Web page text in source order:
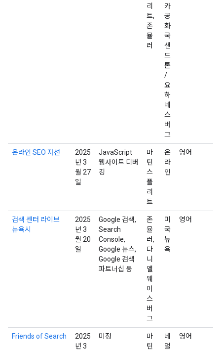
리
트,
존
뮬
러
카
공
화
국
샌
드
톤
/
요
하
네
스
버
그
온라인 SEO 자선
2025
년 3
월 27
일
JavaScript
웹사이트 디버
깅
마
틴
스
플
리
트
온
라
인
영어
검색 센터 라이브
뉴욕시
2025
년 3
월 20
일
Google 검색,
Search
Console,
Google 뉴스,
Google 검색
파트너십 등
존
뮬
러,
다
니
엘
웨
이
스
버
그
미
국
뉴
욕
영어
Friends of Search
2025
년 3
미정
마
틴
네
덜
영어